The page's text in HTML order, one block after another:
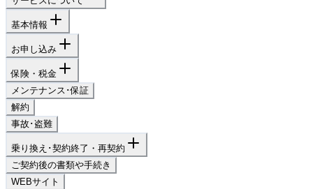
基本情報
お申し込み
保険・税金
メンテナンス･保証
解約
事故･盗難
乗り換え･契約終了・再契約
ご契約後の書類や手続き
WEBサイト